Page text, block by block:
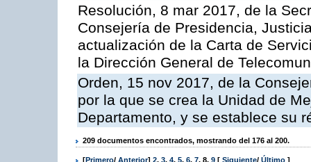
Resolución, 8 mar 2017, de la
Consejería de Presidencia,
actualización de la Carta de
la Dirección General de
Orden, 15 nov 2017, de la
por la que se crea la Unidad de
Departamento, y se establece su
209 documentos encontrados, mostrando del 176 al 200.
[Primero/ Anterior] 2, 3, 4, 5, 6, 7, 8, 9 [ Siguiente/ Último ]